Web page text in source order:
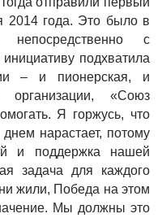
2014 года. Это было в
с
подхватила
– и пионерская, и
организации, «Союз
Я горжусь, что
нарастает, потому
и поддержка нашей
задача для каждого
жили, Победа на этом
Мы должны это